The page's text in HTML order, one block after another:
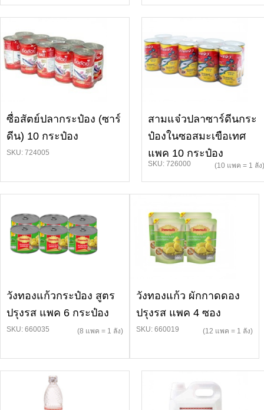
ซื่อสัตย์ปลากระป๋อง (ซาร์
ดีน) 10 กระป๋อง
SKU: 724005
สามแจ๋วปลาซาร์ดีนกระ
ป๋องในซอสมะเขือเทศ
แพค 10 กระป๋อง
SKU: 726000 (10 แพค = 1 ลัง)
วังทองแก้วกระป๋อง สูตร
ปรุงรส แพค 6 กระป๋อง
SKU: 660035 (8 แพค = 1 ลัง)
วังทองแก้ว ผักกาดดอง
ปรุงรส แพค 4 ซอง
SKU: 660019 (12 แพค = 1 ลัง)